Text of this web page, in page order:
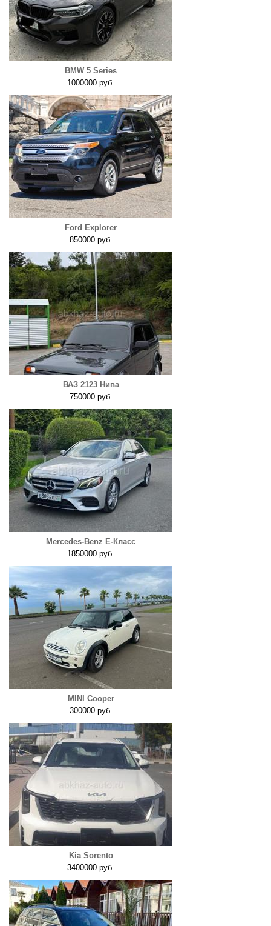
BMW 5 Series
1000000 руб.
Ford Explorer
850000 руб.
ВАЗ 2123 Нива
750000 руб.
Mercedes-Benz E-Класс
1850000 руб.
MINI Cooper
300000 руб.
Kia Sorento
3400000 руб.